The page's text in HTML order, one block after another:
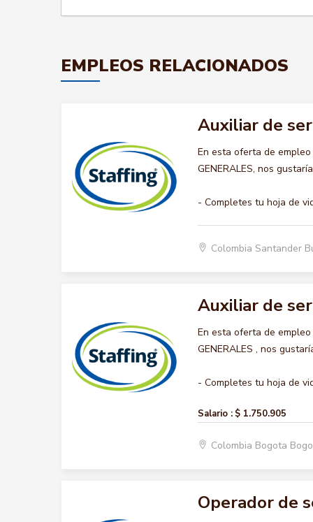
EMPLEOS RELACIONADOS
Auxiliar de
En esta oferta de empleo
GENERALES, nos
- Completes tu hoja de
Colombia Santander
Auxiliar de
En esta oferta de empleo
GENERALES , nos
- Completes tu hoja de
Salario : $ 1.750.905
Colombia Bogota
Operador de